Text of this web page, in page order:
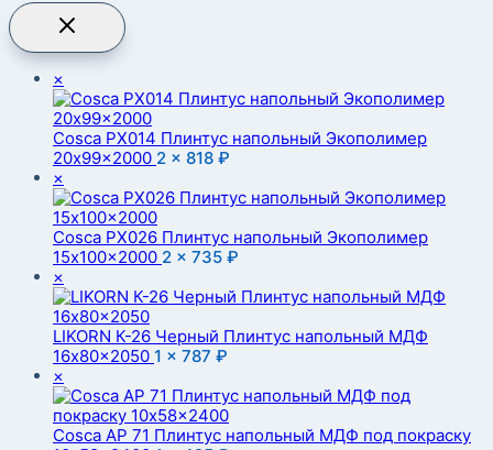
×
Cosca PX014 Плинтус напольный Экополимер
20x99x2000 2 × 818 ₽
×
Cosca PX026 Плинтус напольный Экополимер
15x100x2000 2 × 735 ₽
×
LIKORN К-26 Черный Плинтус напольный МДФ
16x80x2050 1 × 787 ₽
×
Cosca AP 71 Плинтус напольный МДФ под покраску